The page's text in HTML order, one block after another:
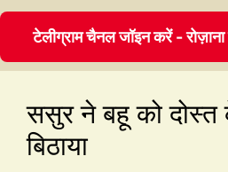
टेलीग्राम चैनल जॉइन करें -
ससुर ने बहू को
बिठाया